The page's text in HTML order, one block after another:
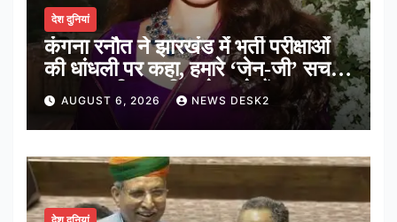
देश दुनियां
कंगना रनौत ने झारखंड में भर्ती परीक्षाओं
की धांधली पर कहा, हमारे ‘जेन-जी’ सच में
हर तरह की तकलीफ झेल रहे हैं
AUGUST 6, 2026 NEWS DESK2